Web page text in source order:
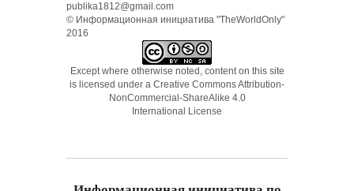
publika1812@gmail.com
© Информационная инициатива "TheWorldOnly"
2016
Except where otherwise noted, content on this site
is licensed under a Creative Commons Attribution-
NonCommercial-ShareAlike 4.0
International License